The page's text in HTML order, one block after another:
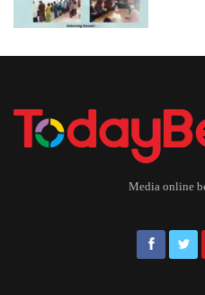
Media online